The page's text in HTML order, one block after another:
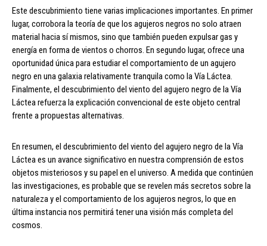
Este descubrimiento tiene varias implicaciones importantes. En primer
lugar, corrobora la teoría de que los agujeros negros no solo atraen
material hacia sí mismos, sino que también pueden expulsar gas y
energía en forma de vientos o chorros. En segundo lugar, ofrece una
oportunidad única para estudiar el comportamiento de un agujero
negro en una galaxia relativamente tranquila como la Vía Láctea.
Finalmente, el descubrimiento del viento del agujero negro de la Vía
Láctea refuerza la explicación convencional de este objeto central
frente a propuestas alternativas.
En resumen, el descubrimiento del viento del agujero negro de la Vía
Láctea es un avance significativo en nuestra comprensión de estos
objetos misteriosos y su papel en el universo. A medida que continúen
las investigaciones, es probable que se revelen más secretos sobre la
naturaleza y el comportamiento de los agujeros negros, lo que en
última instancia nos permitirá tener una visión más completa del
cosmos.